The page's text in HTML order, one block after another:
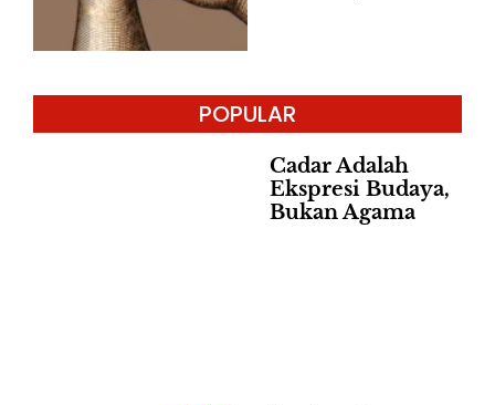
POPULAR
Cadar Adalah
Ekspresi Budaya,
Bukan Agama